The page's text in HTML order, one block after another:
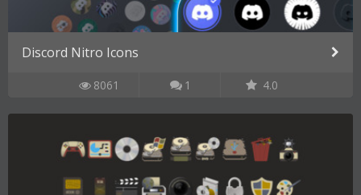
Discord Nitro Icons
8061 1 4.0